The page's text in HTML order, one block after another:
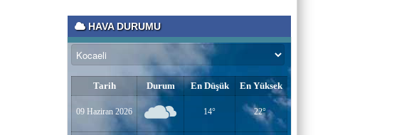
HAVA DURUMU
Tarih Durum En Düşük En Yüksek
09 Haziran 2026 14° 22°